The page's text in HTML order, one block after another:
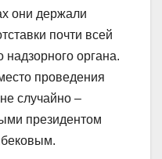
они держали
почти всей
надзорного органа.
проведения
случайно –
президентом